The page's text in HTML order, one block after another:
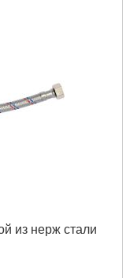
из нерж стали